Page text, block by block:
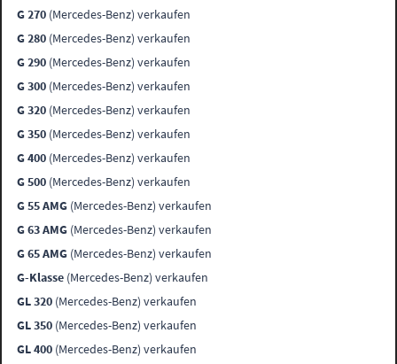
G 270 (Mercedes-Benz) verkaufen
G 280 (Mercedes-Benz) verkaufen
G 290 (Mercedes-Benz) verkaufen
G 300 (Mercedes-Benz) verkaufen
G 320 (Mercedes-Benz) verkaufen
G 350 (Mercedes-Benz) verkaufen
G 400 (Mercedes-Benz) verkaufen
G 500 (Mercedes-Benz) verkaufen
G 55 AMG (Mercedes-Benz) verkaufen
G 63 AMG (Mercedes-Benz) verkaufen
G 65 AMG (Mercedes-Benz) verkaufen
G-Klasse (Mercedes-Benz) verkaufen
GL 320 (Mercedes-Benz) verkaufen
GL 350 (Mercedes-Benz) verkaufen
GL 400 (Mercedes-Benz) verkaufen